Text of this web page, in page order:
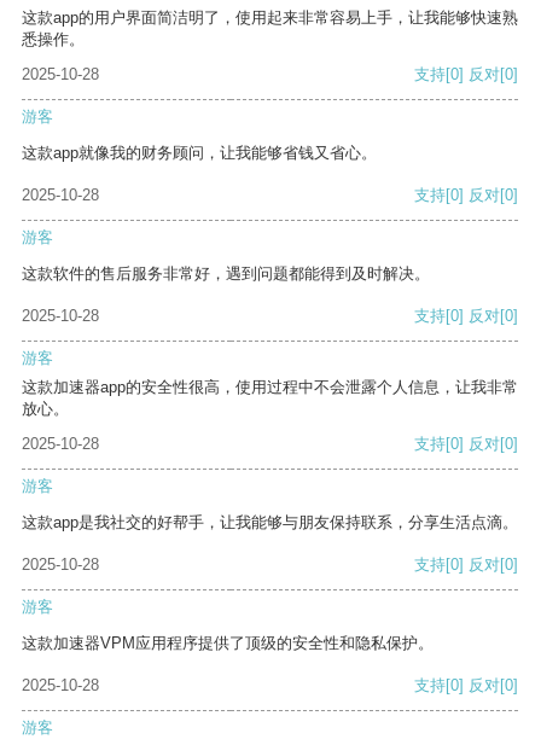
这款app的用户界面简洁明了，使用起来非常容易上手，让我能够快速熟
悉操作。
2025-10-28
支持[0] 反对[0]
游客
这款app就像我的财务顾问，让我能够省钱又省心。
2025-10-28 支持[0] 反对[0]
游客
这款软件的售后服务非常好，遇到问题都能得到及时解决。
2025-10-28 支持[0] 反对[0]
游客
这款加速器app的安全性很高，使用过程中不会泄露个人信息，让我非常
放心。
2025-10-28
支持[0] 反对[0]
游客
这款app是我社交的好帮手，让我能够与朋友保持联系，分享生活点滴。
2025-10-28 支持[0] 反对[0]
游客
这款加速器VPM应用程序提供了顶级的安全性和隐私保护。
2025-10-28 支持[0] 反对[0]
游客